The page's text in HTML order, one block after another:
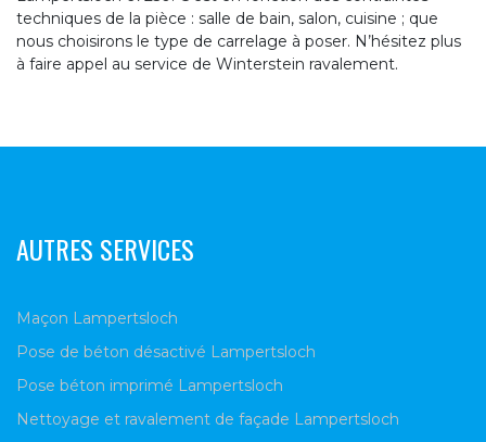
techniques de la pièce : salle de bain, salon, cuisine ; que
nous choisirons le type de carrelage à poser. N’hésitez plus
à faire appel au service de Winterstein ravalement.
AUTRES SERVICES
Maçon Lampertsloch
Pose de béton désactivé Lampertsloch
Pose béton imprimé Lampertsloch
Nettoyage et ravalement de façade Lampertsloch